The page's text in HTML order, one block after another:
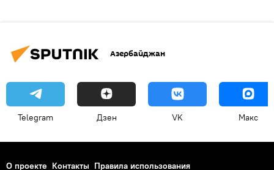
Азербайджан
Telegram Дзен VK Макс
О проекте Контакты Правила использования